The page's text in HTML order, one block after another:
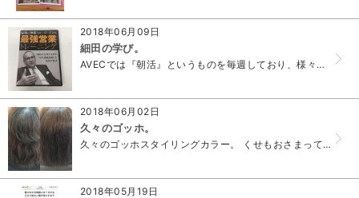
2018年06月09日
細田の学び。
AVECでは『朝活』というものを毎週しており、様々な業種の方達と朝7時からDVDや最近あったことなどをシェアしています。 最近僕は参加ができていないので...
2018年06月02日
久々のゴッホ。
久々のゴッホスタイリングカラー。 くせもおさまってますが、ツヤもいい感じ♪ なにより…手触りが最高です(*’ω&r...
2018年05月19日